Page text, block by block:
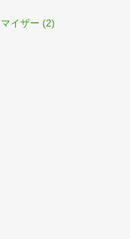
イザー (2)